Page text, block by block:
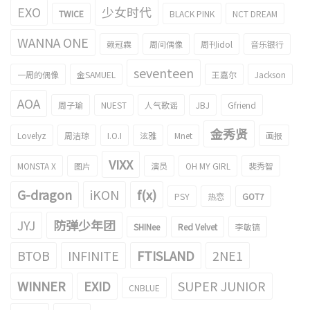
EXO TWICE 少女时代 BLACK PINK NCT DREAM
WANNA ONE 赖冠霖 周间偶像 周刊idol 音乐银行
一周的偶像 金SAMUEL seventeen 王嘉尔 Jackson
AOA 周子瑜 NUEST 人气歌谣 JBJ Gfriend
Lovelyz 周洁琼 I.O.I 泫雅 Mnet 金秀贤 画报
MONSTA X 图片 VIXX 演员 OH MY GIRL 裴秀智
G-dragon iKON f(x) PSY 热恋 GOT7
JYJ 防弹少年团 SHINee Red Velvet 李敏镐
BTOB INFINITE FTISLAND
2NE1
WINNER
EXID CNBLUE SUPER JUNIOR